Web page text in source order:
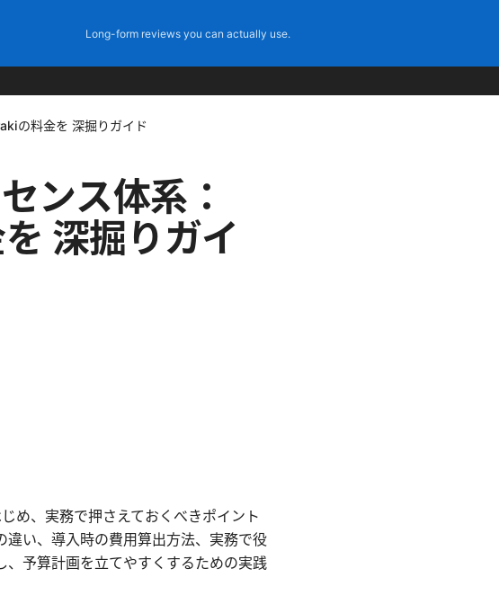
Long-form reviews you can actually use.
の料金を 深掘りガイド
ンス体系：
深掘りガイ
め、実務で押さえておくべきポイント
い、導入時の費用算出方法、実務で役
予算計画を立てやすくするための実践